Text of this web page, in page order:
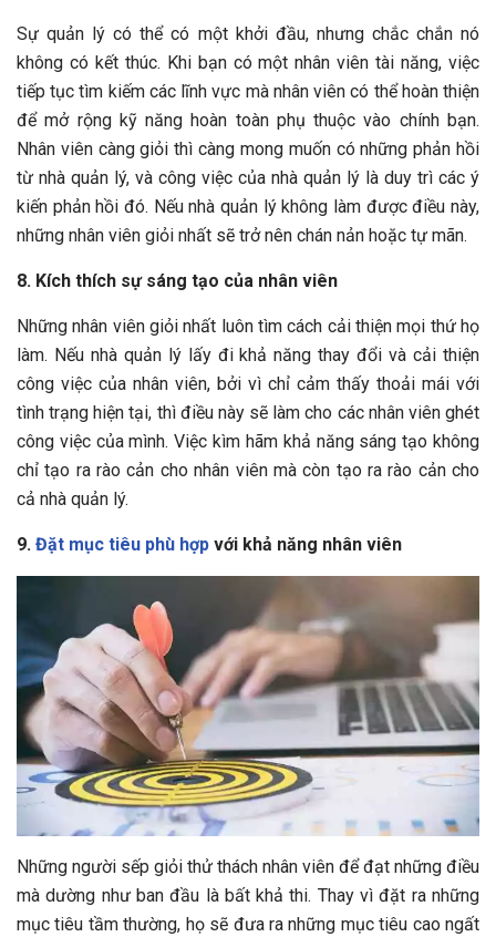
Sự quản lý có thể có một khởi đầu, nhưng chắc chắn nó
không có kết thúc. Khi bạn có một nhân viên tài năng, việc
tiếp tục tìm kiếm các lĩnh vực mà nhân viên có thể hoàn thiện
để mở rộng kỹ năng hoàn toàn phụ thuộc vào chính bạn.
Nhân viên càng giỏi thì càng mong muốn có những phản hồi
từ nhà quản lý, và công việc của nhà quản lý là duy trì các ý
kiến phản hồi đó. Nếu nhà quản lý không làm được điều này,
những nhân viên giỏi nhất sẽ trở nên chán nản hoặc tự mãn.
8. Kích thích sự sáng tạo của nhân viên
Những nhân viên giỏi nhất luôn tìm cách cải thiện mọi thứ họ
làm. Nếu nhà quản lý lấy đi khả năng thay đổi và cải thiện
công việc của nhân viên, bởi vì chỉ cảm thấy thoải mái với
tình trạng hiện tại, thì điều này sẽ làm cho các nhân viên ghét
công việc của mình. Việc kìm hãm khả năng sáng tạo không
chỉ tạo ra rào cản cho nhân viên mà còn tạo ra rào cản cho
cả nhà quản lý.
9. Đặt mục tiêu phù hợp với khả năng nhân viên
Những người sếp giỏi thử thách nhân viên để đạt những điều
mà dường như ban đầu là bất khả thi. Thay vì đặt ra những
mục tiêu tầm thường, họ sẽ đưa ra những mục tiêu cao ngất